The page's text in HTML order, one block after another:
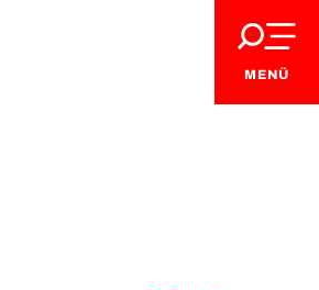
MENÜ